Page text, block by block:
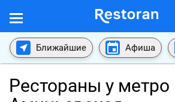
Ближайшие Афиша
Рестораны у метро